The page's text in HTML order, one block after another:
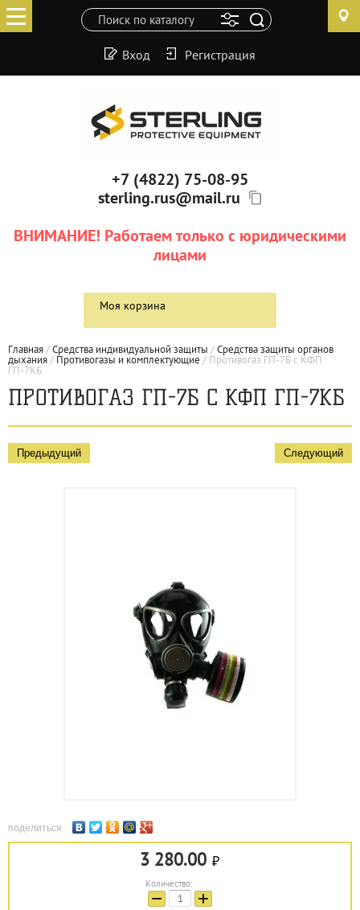
Вход Регистрация
+7 (4822) 75-08-95
sterling.rus@mail.ru
ВНИМАНИЕ! Работаем только с юридическими
лицами
Моя корзина
Главная / Средства индивидуальной защиты / Средства защиты органов
дыхания / Противогазы и комплектующие / Противогаз ГП-7Б с КФП
ГП-7КБ
ПРОТИВОГАЗ ГП-7Б С КФП ГП-7КБ
Предыдущий Следующий
поделиться
3 280.00
Количество:
− +